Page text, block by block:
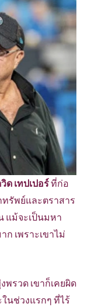
วิด เทปเปอร์ที่ก่อ
รัพย์และตราสาร
แม้จะเป็นมหา
เพราะเขาไม่
รวด เขาก็เคยผิด
นช่วงแรกๆ ที่ไร้